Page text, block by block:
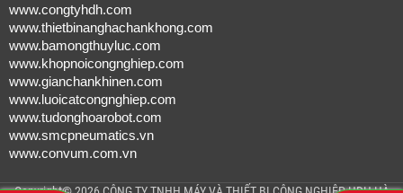
www.congtyhdh.com
www.thietbinanghachankhong.com
www.bamongthuyluc.com
www.khopnoicongnghiep.com
www.gianchankhinen.com
www.luoicatcongnghiep.com
www.tudonghoarobot.com
www.smcpneumatics.vn
www.convum.com.vn